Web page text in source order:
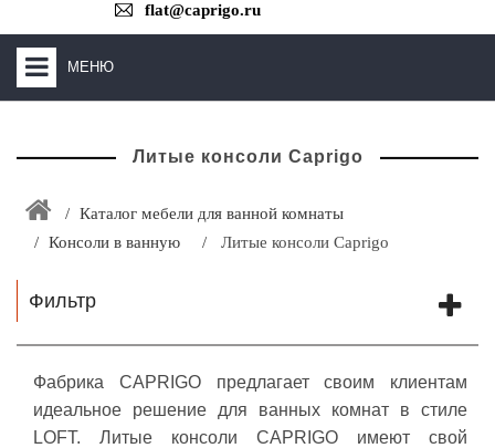
flat@caprigo.ru
МЕНЮ
+
ЗАКАЗАТЬ РАСЧЕТ КУХНИ CAPRIGO
ИНТЕРЬЕРНАЯ МЕБЕЛЬ
КАТАЛОГ МЕБЕЛИ ДЛЯ ВАННОЙ КОМНАТЫ
САНТЕХНИКА
КОНТАКТЫ
РАСПРОДАЖА
Литые консоли Caprigo
Каталог мебели для ванной комнаты
Консоли в ванную
Литые консоли Caprigo
Фильтр
Фабрика CAPRIGO предлагает своим клиентам
идеальное решение для ванных комнат в стиле
LOFT. Литые консоли CAPRIGO имеют свой